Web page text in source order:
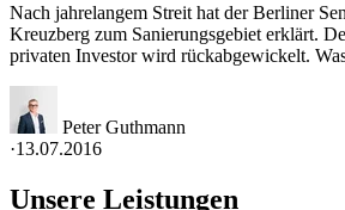
Nach jahrelangem Streit hat der Berliner
Kreuzberg zum Sanierungsgebiet erklärt.
privaten Investor wird rückabgewickelt.
Peter Guthmann
·13.07.2016
Unsere Leistungen